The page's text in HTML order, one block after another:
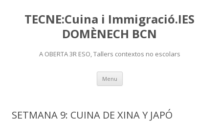
TECNE:Cuina i Immigració.IES
DOMÈNECH BCN
A OBERTA 3R ESO, Tallers contextos no escolars
Menu Skip
content
SETMANA 9: CUINA DE XINA Y JAPÓ